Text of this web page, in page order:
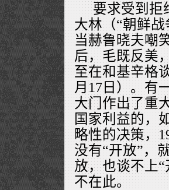
要求受到拒
大林（“朝鲜
当赫鲁晓夫嘲
后，毛既反美
至在和基辛格
月17日）。有
大门作出了重
国家利益的，
略性的决策，
没有“开放”，
放，也谈不上
不在此。